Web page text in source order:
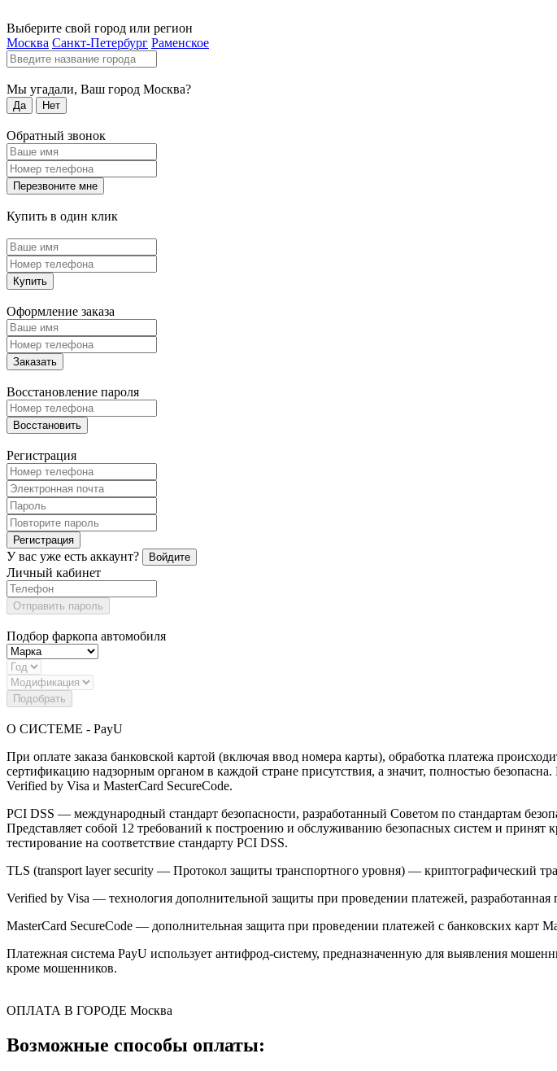
Выберите свой город или регион
Москва Санкт-Петербург Раменское
Мы угадали, Ваш город Москва?
Да Нет
Обратный звонок
Перезвоните мне
Купить в один клик
Купить
Оформление заказа
Заказать
Восстановление пароля
Восстановить
Регистрация
Регистрация
У вас уже есть аккаунт? Войдите
Личный кабинет
Отправить пароль
Подбор фаркопа автомобиля
Подобрать
О СИСТЕМЕ - PayU
При оплате заказа банковской картой (включая ввод номера карты), обработка платежа
сертификацию надзорным органом в каждой стране присутствия, а значит, полностью
Verified by Visa и MasterCard SecureCode.
PCI DSS — международный стандарт безопасности, разработанный Советом по стандартам
Представляет собой 12 требований к построению и обслуживанию безопасных систем и
тестирование на соответствие стандарту PCI DSS.
TLS (transport layer security — Протокол защиты транспортного уровня) — криптографический
Verified by Visa — технология дополнительной защиты при проведении платежей, разработанная
MasterCard SecureCode — дополнительная защита при проведении платежей с банковских карт
Платежная система PayU использует антифрод-систему, предназначенную для выявления
кроме мошенников.
ОПЛАТА В ГОРОДЕ Москва
Возможные способы оплаты: